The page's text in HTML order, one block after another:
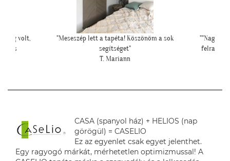
""Nagyon köszönjük a telefonos segítséget a tapéta
felrakásához, először tapétáztunk, és nagyon szép
lett az eredmény!""
CASA (spanyol ház) + HELIOS (nap
görögül) = CASELIO
Ez az egyenlet csak egyet jelenthet.
Egy ragyogó márkát, mérhetetlen optimizmussal! A